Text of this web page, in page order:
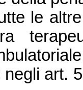
le
art.